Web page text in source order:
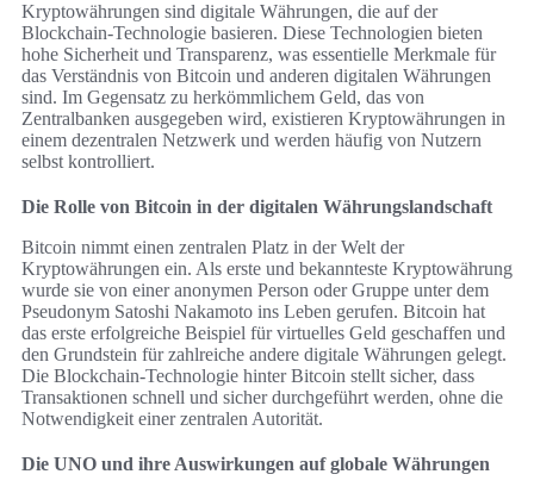
Kryptowährungen sind digitale Währungen, die auf der
Blockchain-Technologie basieren. Diese Technologien bieten
hohe Sicherheit und Transparenz, was essentielle Merkmale für
das Verständnis von Bitcoin und anderen digitalen Währungen
sind. Im Gegensatz zu herkömmlichem Geld, das von
Zentralbanken ausgegeben wird, existieren Kryptowährungen in
einem dezentralen Netzwerk und werden häufig von Nutzern
selbst kontrolliert.
Die Rolle von Bitcoin in der digitalen Währungslandschaft
Bitcoin nimmt einen zentralen Platz in der Welt der
Kryptowährungen ein. Als erste und bekannteste Kryptowährung
wurde sie von einer anonymen Person oder Gruppe unter dem
Pseudonym Satoshi Nakamoto ins Leben gerufen. Bitcoin hat
das erste erfolgreiche Beispiel für virtuelles Geld geschaffen und
den Grundstein für zahlreiche andere digitale Währungen gelegt.
Die Blockchain-Technologie hinter Bitcoin stellt sicher, dass
Transaktionen schnell und sicher durchgeführt werden, ohne die
Notwendigkeit einer zentralen Autorität.
Die UNO und ihre Auswirkungen auf globale Währungen